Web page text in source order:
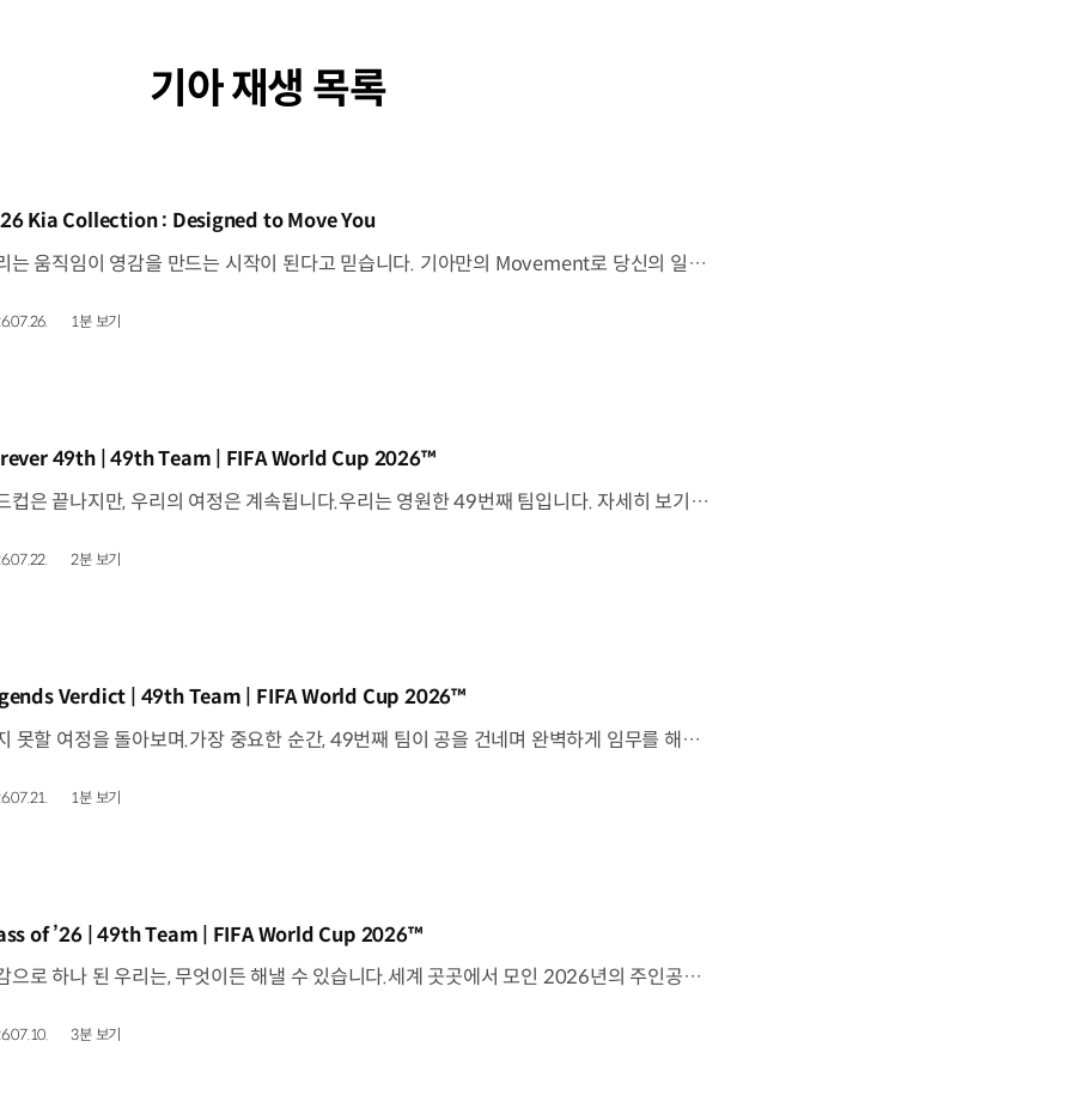
기아 재생 목록
상]
Kia Collection : Designed to Move You
우리는 움직임이 영감을 만드는 시작이 된다고 믿습니다. 기아만의 Movement로 당신의 일상에 영감을 더해줄 2026 Kia Collection을 만나보세요. Designed to move you. Kia Collection 자세히 보기 ▶ #Kia #기아 #KiaCollection #기아컬렉션 #Designedtomoveyou #lifestyle
1분 보기
상] 49th | 49th Team | FIFA World Cup 2026™
월드컵은 끝나지만, 우리의 여정은 계속됩니다.우리는 영원한 49번째 팀입니다. 자세히 보기 ▶ #Kia #InspirationConnectsUsAll #49thTeam #OMBC #FIFAWorldCup2026 유튜브 쇼츠 보기 >
2분 보기
상]
Verdict | 49th Team | FIFA World Cup 2026™
잊지 못할 여정을 돌아보며.가장 중요한 순간, 49번째 팀이 공을 건네며 완벽하게 임무를 해낸 그 순간을 함께 돌아봅니다. 자세히 보기 ▶ #Kia #InspirationConnectsUsAll #49thTeam #OMBC #FIFAWorldCup2026 유튜브 쇼츠 보기 >
1분 보기
상]of ’26 | 49th Team | FIFA World Cup 2026™
영감으로 하나 된 우리는, 무엇이든 해낼 수 있습니다.세계 곳곳에서 모인 2026년의 주인공들이 FIFA 월드컵™ 오피셜 매치볼 캐리어로 꿈의 무대에 섰습니다. 자세히 보기 ▶ #Kia #InspirationConnectsUsAll #49thTeam #OMBC #FIFAWorldCup2026 유튜브 쇼츠 보기 >
3분 보기